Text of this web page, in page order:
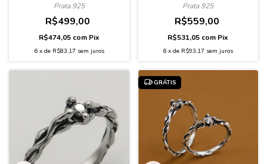
Prata 925
R$499,00
R$474,05 com Pix
6 x de R$83,17 sem juros
Prata 925
R$559,00
R$531,05 com Pix
6 xde R$93,17 sem juros
GRÁTIS